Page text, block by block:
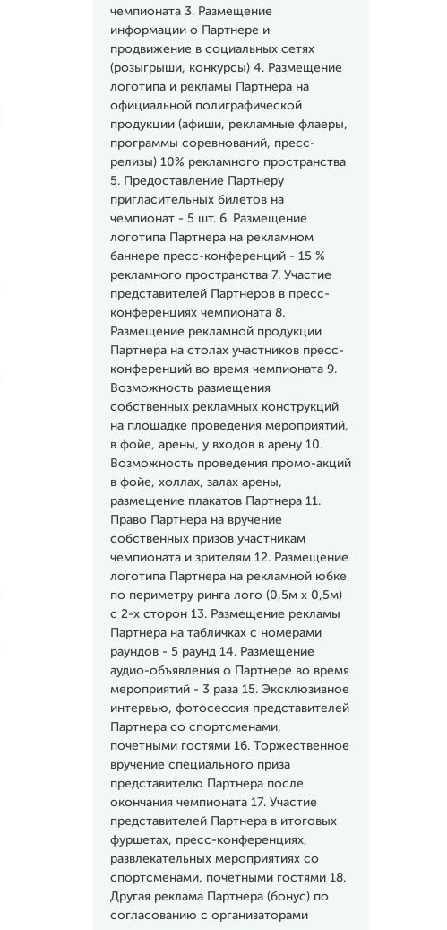
чемпионата 3. Размещение
информации о Партнере и
продвижение в социальных сетях
(розыгрыши, конкурсы) 4. Размещение
логотипа и рекламы Партнера на
официальной полиграфической
продукции (афиши, рекламные флаеры,
программы соревнований, пресс-
релизы) 10% рекламного пространства
5. Предоставление Партнеру
пригласительных билетов на
чемпионат - 5 шт. 6. Размещение
логотипа Партнера на рекламном
баннере пресс-конференций - 15 %
рекламного пространства 7. Участие
представителей Партнеров в пресс-
конференциях чемпионата 8.
Размещение рекламной продукции
Партнера на столах участников пресс-
конференций во время чемпионата 9.
Возможность размещения
собственных рекламных конструкций
на площадке проведения мероприятий,
в фойе, арены, у входов в арену 10.
Возможность проведения промо-акций
в фойе, холлах, залах арены,
размещение плакатов Партнера 11.
Право Партнера на вручение
собственных призов участникам
чемпионата и зрителям 12. Размещение
логотипа Партнера на рекламной юбке
по периметру ринга лого (0,5м x 0,5м)
с 2-х сторон 13. Размещение рекламы
Партнера на табличках с номерами
раундов - 5 раунд 14. Размещение
аудио-объявления о Партнере во время
мероприятий - 3 раза 15. Эксклюзивное
интервью, фотосессия представителей
Партнера со спортсменами,
почетными гостями 16. Торжественное
вручение специального приза
представителю Партнера после
окончания чемпионата 17. Участие
представителей Партнера в итоговых
фуршетах, пресс-конференциях,
развлекательных мероприятиях со
спортсменами, почетными гостями 18.
Другая реклама Партнера (бонус) по
согласованию с организаторами